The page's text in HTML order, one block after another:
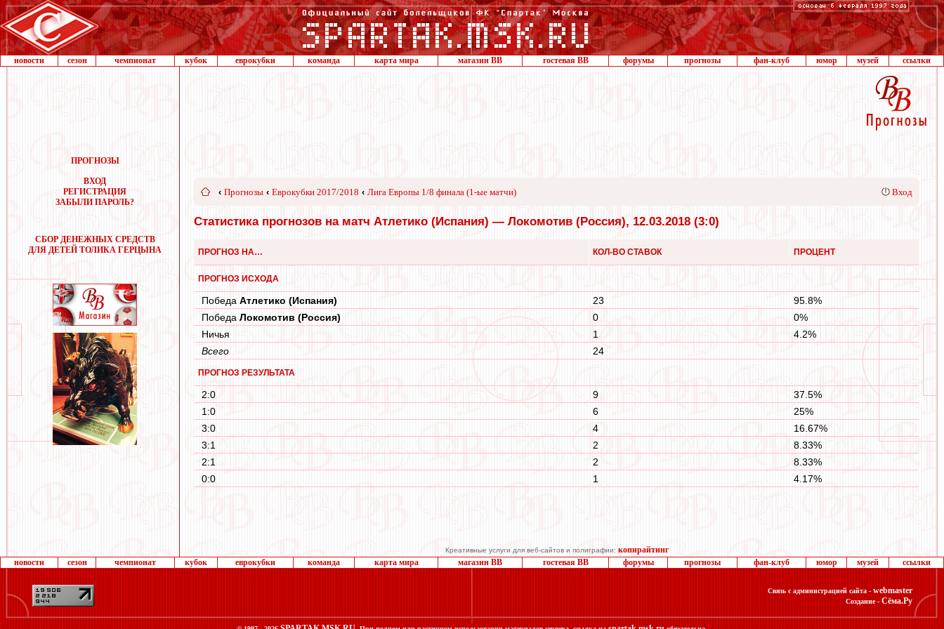
новости сезон чемпионат кубок еврокубки команда карта мира магазин ВВ гостевая ВВ форумы прогнозы фан-клуб юмор музей ссылки
ПРОГНОЗЫ
ВХОД
РЕГИСТРАЦИЯ
ЗАБЫЛИ ПАРОЛЬ?
СБОР ДЕНЕЖНЫХ СРЕДСТВ
ДЛЯ ДЕТЕЙ ТОЛИКА ГЕРЦЫНА
‹ Прогнозы ‹ Еврокубки 2017/2018 ‹ Лига Европы 1/8 финала (1-ые матчи) Вход
Статистика прогнозов на матч Атлетико (Испания) — Локомотив (Россия), 12.03.2018 (3:0)
ПРОГНОЗ НА… КОЛ-ВО СТАВОК ПРОЦЕНТ
ПРОГНОЗ ИСХОДА
Победа Атлетико (Испания) 23
95.8%
Победа Локомотив (Россия) 0
0%
Ничья
1
4.2%
Всего
24
ПРОГНОЗ РЕЗУЛЬТАТА
2:0 9
37.5%
1:0
6
25%
3:0
4
16.67%
3:1
2
8.33%
2:1
2
8.33%
0:0
1 4.17%
Креативные услуги для веб-сайтов и полиграфии: копирайтинг
новости
сезон чемпионат кубок еврокубки команда карта мира магазин ВВ гостевая ВВ форумы прогнозы фан-клуб юмор музей ссылки
Связь с администрацией сайта - webmaster
Создание - Сёма.Ру